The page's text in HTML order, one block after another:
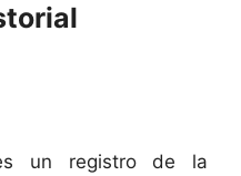
un registro de la